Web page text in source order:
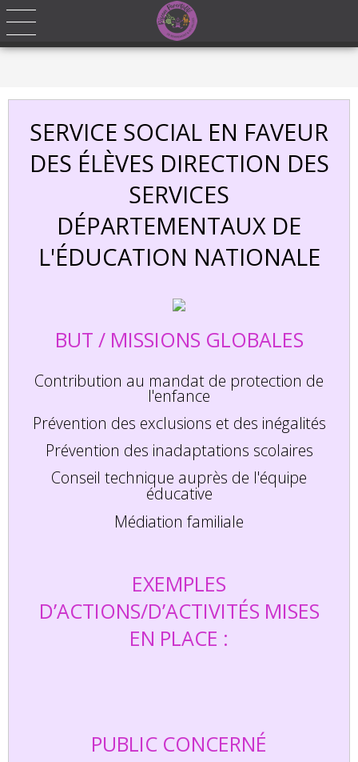
Ce site utilise des cookies. En naviguant sur notre site vous acceptez
l'installation et l'utilisation des cookies sur votre ordinateur.
SERVICE SOCIAL EN FAVEUR
DES ÉLÈVES DIRECTION DES
SERVICES
DÉPARTEMENTAUX DE
L'ÉDUCATION NATIONALE
BUT / MISSIONS GLOBALES
Contribution au mandat de protection de
l'enfance
Prévention des exclusions et des inégalités
Prévention des inadaptations scolaires
Conseil technique auprès de l'équipe
éducative
Médiation familiale
EXEMPLES
D’ACTIONS/D’ACTIVITÉS MISES
EN PLACE :
PUBLIC CONCERNÉ